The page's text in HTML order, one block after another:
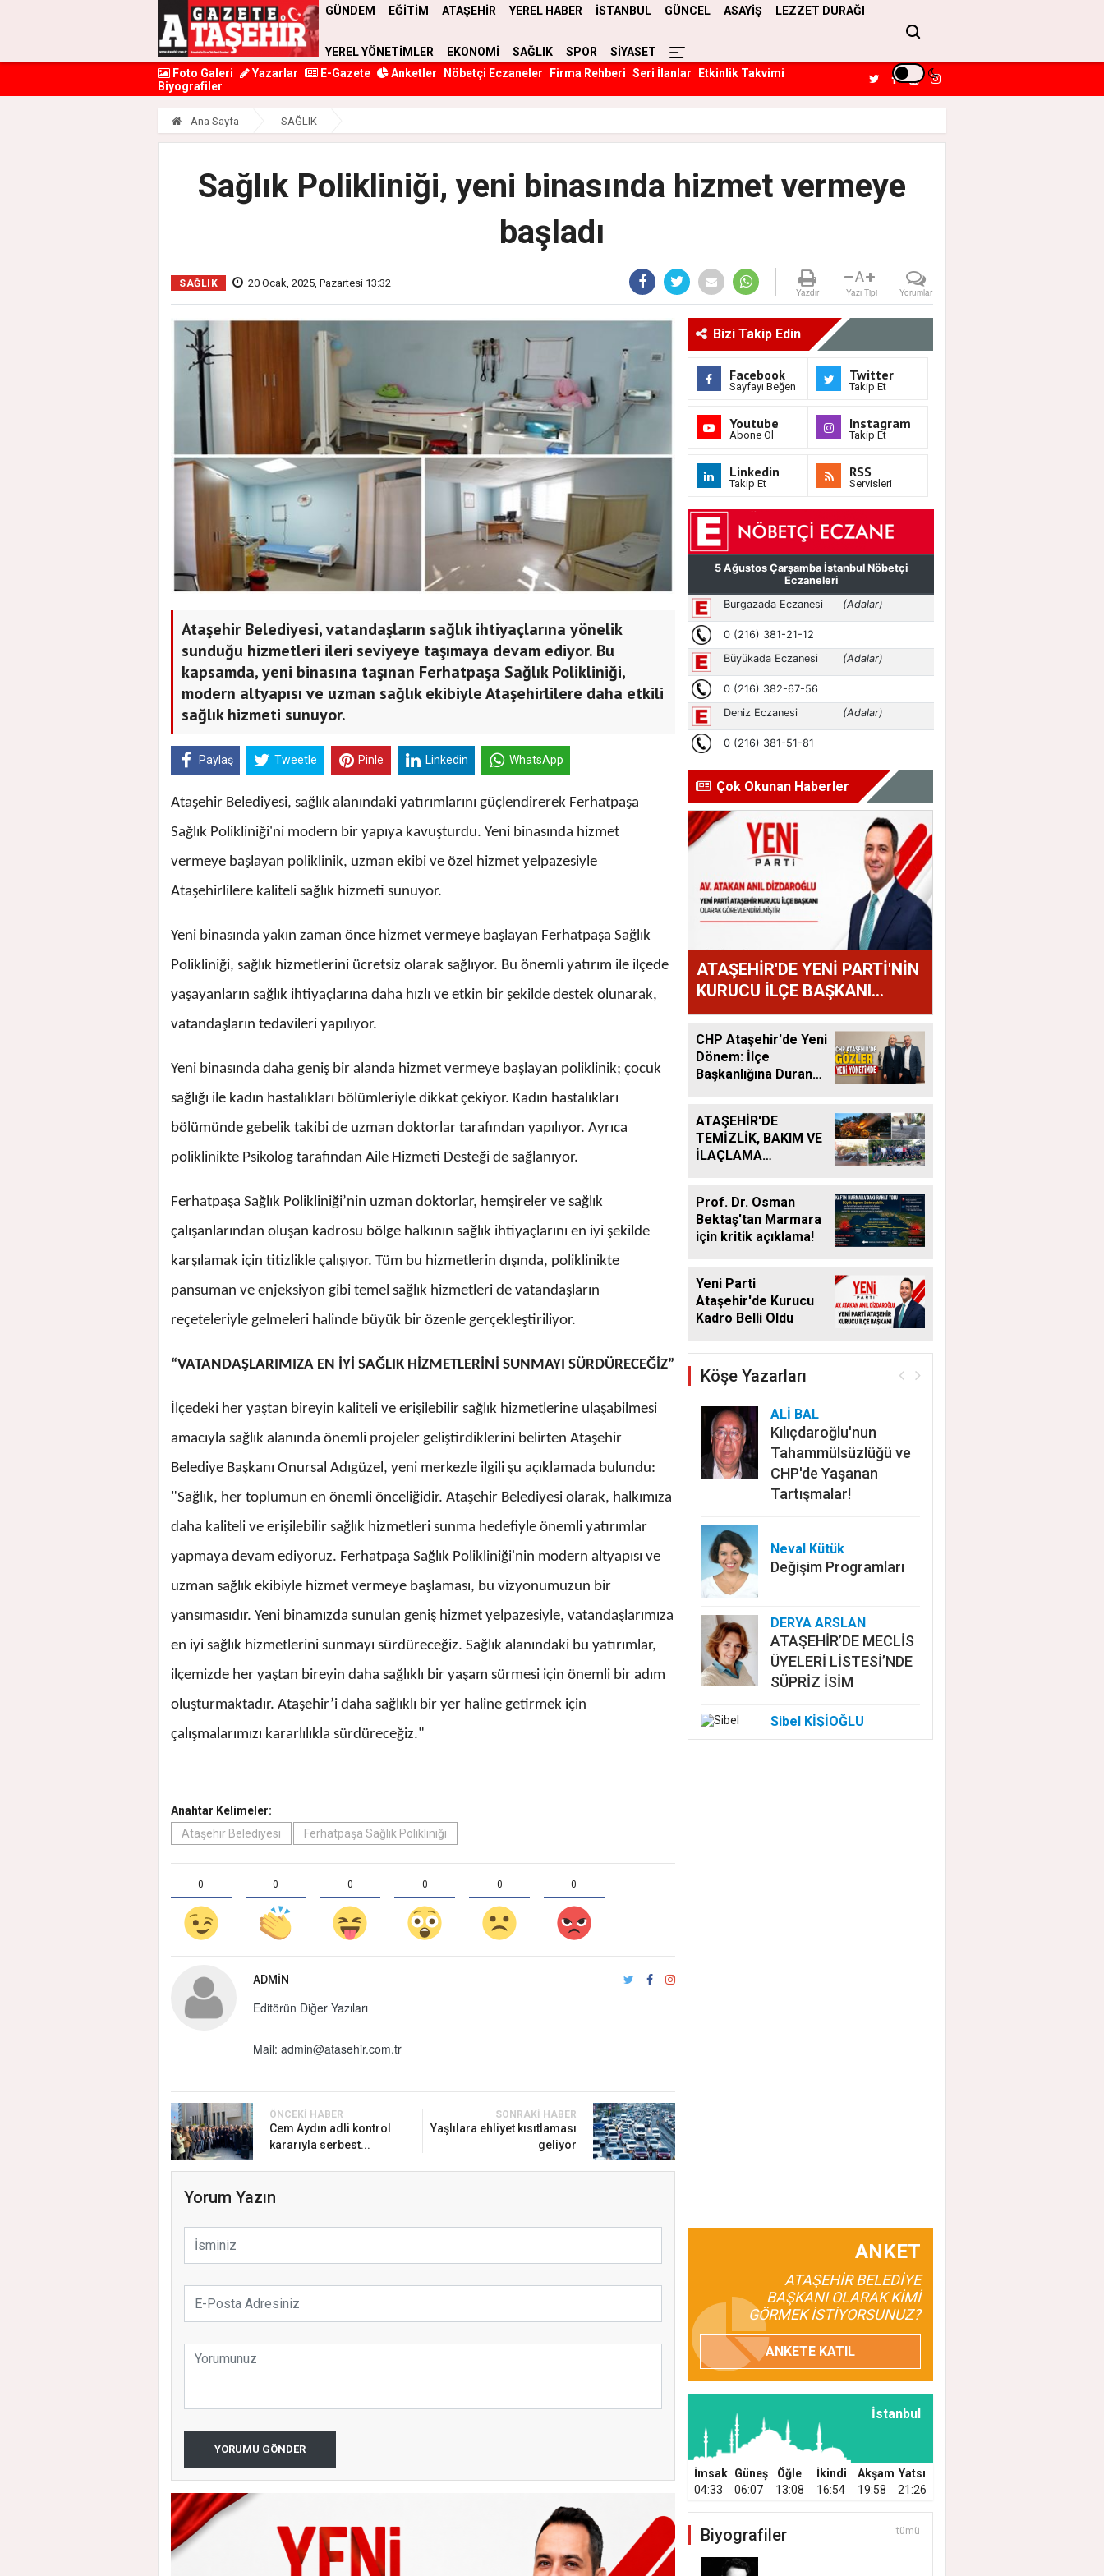
GÜNDEM EĞİTİM ATAŞEHİR YEREL HABER İSTANBUL GÜNCEL ASAYİŞ LEZZET DURAĞI
YEREL YÖNETİMLER EKONOMİ SAĞLIK SPOR
SİYASET
Foto Galeri
Yazarlar E-Gazete Anketler Nöbetçi Eczaneler Firma Rehberi Seri İlanlar
Etkinlik Takvimi
Biyografiler
Ana Sayfa SAĞLIK
Sağlık Polikliniği, yeni binasında hizmet vermeye
başladı
SAĞLIK 20 Ocak, 2025, Pazartesi 13:32
Yazdır
A
Yazı Tipi Yorumlar
Ataşehir Belediyesi, vatandaşların sağlık ihtiyaçlarına yönelik
sunduğu hizmetleri ileri seviyeye taşımaya devam ediyor. Bu
kapsamda, yeni binasına taşınan Ferhatpaşa Sağlık Polikliniği,
modern altyapısı ve uzman sağlık ekibiyle Ataşehirlilere daha etkili
sağlık hizmeti sunuyor.
Paylaş Tweetle Pinle Linkedin WhatsApp
Ataşehir Belediyesi, sağlık alanındaki yatırımlarını güçlendirerek Ferhatpaşa
Sağlık Polikliniği'ni modern bir yapıya kavuşturdu. Yeni binasında hizmet
vermeye başlayan poliklinik, uzman ekibi ve özel hizmet yelpazesiyle
Ataşehirlilere kaliteli sağlık hizmeti sunuyor.
Yeni binasında yakın zaman önce hizmet vermeye başlayan Ferhatpaşa Sağlık
Polikliniği, sağlık hizmetlerini ücretsiz olarak sağlıyor. Bu önemli yatırım ile ilçede
yaşayanların sağlık ihtiyaçlarına daha hızlı ve etkin bir şekilde destek olunarak,
vatandaşların tedavileri yapılıyor.
Yeni binasında daha geniş bir alanda hizmet vermeye başlayan poliklinik; çocuk
sağlığı ile kadın hastalıkları bölümleriyle dikkat çekiyor. Kadın hastalıkları
bölümünde gebelik takibi de uzman doktorlar tarafından yapılıyor. Ayrıca
poliklinikte Psikolog tarafından Aile Hizmeti Desteği de sağlanıyor.
Ferhatpaşa Sağlık Polikliniği’nin uzman doktorlar, hemşireler ve sağlık
çalışanlarından oluşan kadrosu bölge halkının sağlık ihtiyaçlarını en iyi şekilde
karşılamak için titizlikle çalışıyor. Tüm bu hizmetlerin dışında, poliklinikte
pansuman ve enjeksiyon gibi temel sağlık hizmetleri de vatandaşların
reçeteleriyle gelmeleri halinde büyük bir özenle gerçekleştiriliyor.
“VATANDAŞLARIMIZA EN İYİ SAĞLIK HİZMETLERİNİ SUNMAYI SÜRDÜRECEĞİZ”
İlçedeki her yaştan bireyin kaliteli ve erişilebilir sağlık hizmetlerine ulaşabilmesi
amacıyla sağlık alanında önemli projeler geliştirdiklerini belirten Ataşehir
Belediye Başkanı Onursal Adıgüzel, yeni merkezle ilgili şu açıklamada bulundu:
"Sağlık, her toplumun en önemli önceliğidir. Ataşehir Belediyesi olarak, halkımıza
daha kaliteli ve erişilebilir sağlık hizmetleri sunma hedefiyle önemli yatırımlar
yapmaya devam ediyoruz. Ferhatpaşa Sağlık Polikliniği'nin modern altyapısı ve
uzman sağlık ekibiyle hizmet vermeye başlaması, bu vizyonumuzun bir
yansımasıdır. Yeni binamızda sunulan geniş hizmet yelpazesiyle, vatandaşlarımıza
en iyi sağlık hizmetlerini sunmayı sürdüreceğiz. Sağlık alanındaki bu yatırımlar,
ilçemizde her yaştan bireyin daha sağlıklı bir yaşam sürmesi için önemli bir adım
oluşturmaktadır. Ataşehir’i daha sağlıklı bir yer haline getirmek için
çalışmalarımızı kararlılıkla sürdüreceğiz."
Anahtar Kelimeler:
Ataşehir Belediyesi
Ferhatpaşa Sağlık Polikliniği
0 0 0 0 0 0
ADMIN
Editörün Diğer Yazıları
Mail: admin@atasehir.com.tr
ÖNCEKI HABER
Cem Aydın adli kontrol
kararıyla serbest...
SONRAKI HABER
Yaşlılara ehliyet kısıtlaması
geliyor
Yorum Yazın
YORUMU GÖNDER
Bizi Takip Edin
Facebook
Sayfayı Beğen
Twitter
Takip Et
Youtube
Abone Ol
Instagram
Takip Et
Linkedin
Takip Et
RSS
Servisleri
Çok Okunan Haberler
ATAŞEHİR'DE YENİ PARTİ'NİN
KURUCU İLÇE BAŞKANI
ATAKAN ANIL DİZDAROĞLU
OLDU
CHP Ataşehir'de Yeni
Dönem: İlçe
Başkanlığına Duran
ATAŞEHİR'DE
TEMİZLİK, BAKIM VE
İLAÇLAMA
Prof. Dr. Osman
Bektaş'tan Marmara
için kritik açıklama!
Yeni Parti
Ataşehir'de Kurucu
Kadro Belli Oldu
Köşe Yazarları
ALİ BAL
Kılıçdaroğlu'nun
Tahammülsüzlüğü ve
CHP'de Yaşanan
Tartışmalar!
Neval Kütük
Değişim Programları
DERYA ARSLAN
ATAŞEHİR’DE MECLİS
ÜYELERİ LİSTESİ’NDE
SÜPRİZ İSİM
Sibel KİŞİOĞLU
EUROVISION'DA
ANKET
ATAŞEHİR BELEDİYE
BAŞKANI OLARAK KİMİ
GÖRMEK İSTİYORSUNUZ?
ANKETE KATIL
İstanbul
İmsak Güneş Öğle İkindi Akşam Yatsı
04:33
06:07 13:08 16:54 19:58 21:26
Biyografiler tümü